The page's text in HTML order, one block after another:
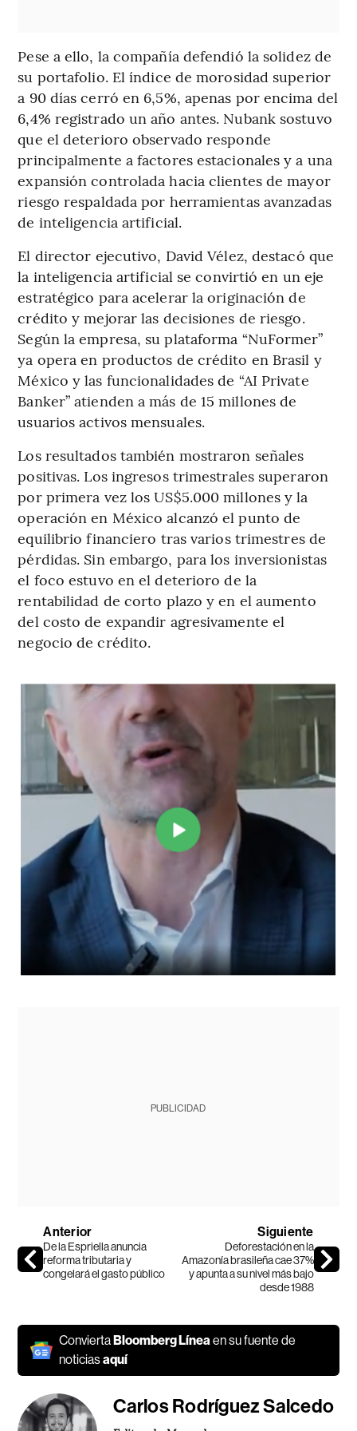
Pese a ello, la compañía defendió la solidez de
su portafolio. El índice de morosidad superior
a 90 días cerró en 6,5%, apenas por encima del
6,4% registrado un año antes. Nubank sostuvo
que el deterioro observado responde
principalmente a factores estacionales y a una
expansión controlada hacia clientes de mayor
riesgo respaldada por herramientas avanzadas
de inteligencia artificial.
El director ejecutivo, David Vélez, destacó que
la inteligencia artificial se convirtió en un eje
estratégico para acelerar la originación de
crédito y mejorar las decisiones de riesgo.
Según la empresa, su plataforma “NuFormer”
ya opera en productos de crédito en Brasil y
México y las funcionalidades de “AI Private
Banker” atienden a más de 15 millones de
usuarios activos mensuales.
Los resultados también mostraron señales
positivas. Los ingresos trimestrales superaron
por primera vez los US$5.000 millones y la
operación en México alcanzó el punto de
equilibrio financiero tras varios trimestres de
pérdidas. Sin embargo, para los inversionistas
el foco estuvo en el deterioro de la
rentabilidad de corto plazo y en el aumento
del costo de expandir agresivamente el
negocio de crédito.
PUBLICIDAD
Anterior
De la Espriella anuncia
reforma tributaria y
congelará el gasto público
Siguiente
Deforestación en la
Amazonía brasileña cae 37%
y apunta a su nivel más bajo
desde 1988
ConviertaBloomberg Líneaen su fuente de
noticiasaquí
Carlos Rodríguez Salcedo